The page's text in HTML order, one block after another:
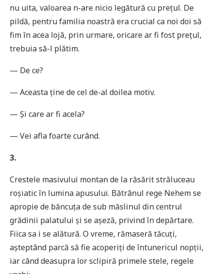
nu uita, valoarea n-are nicio legătură cu preţul. De
pildă, pentru familia noastră era crucial ca noi doi să
fim în acea lojă, prin urmare, oricare ar fi fost preţul,
trebuia să-l plătim.
— De ce?
— Aceasta ţine de cel de-al doilea motiv.
— Și care ar fi acela?
— Vei afla foarte curând.
3.
Crestele masivului montan de la răsărit străluceau
roșiatic în lumina apusului. Bătrânul rege Nehem se
apropie de băncuţa de sub măslinul din centrul
grădinii palatului și se așeză, privind în depărtare.
Fiica sa i se alătură. O vreme, rămaseră tăcuţi,
așteptând parcă să fie acoperiţi de întunericul nopţii,
iar când deasupra lor sclipiră primele stele, regele